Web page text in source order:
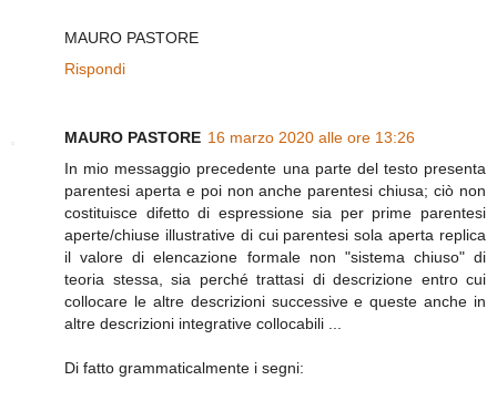
MAURO PASTORE
Rispondi
MAURO PASTORE 16 marzo 2020 alle ore 13:26
In mio messaggio precedente una parte del testo presenta
parentesi aperta e poi non anche parentesi chiusa; ciò non
costituisce difetto di espressione sia per prime parentesi
aperte/chiuse illustrative di cui parentesi sola aperta replica
il valore di elencazione formale non "sistema chiuso" di
teoria stessa, sia perché trattasi di descrizione entro cui
collocare le altre descrizioni successive e queste anche in
altre descrizioni integrative collocabili ...
Di fatto grammaticalmente i segni: